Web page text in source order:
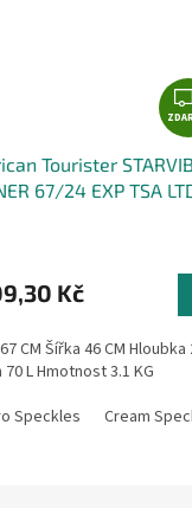
Metallic Banana
Metallic Peach
Tourister
67/24 EXP TSA
Kč
CM Šířka 46 CM Hloubka
L Hmotnost 3.1 KG
Speckles
Cream